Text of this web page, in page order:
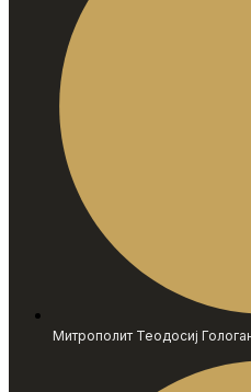
Митрополит Теодосиј